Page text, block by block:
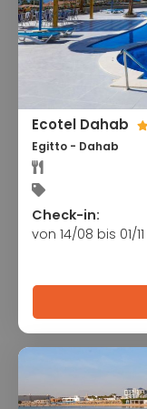
Ecotel Dahab
Egitto - Dahab
Check-in:
von 14/08 bis 01/11